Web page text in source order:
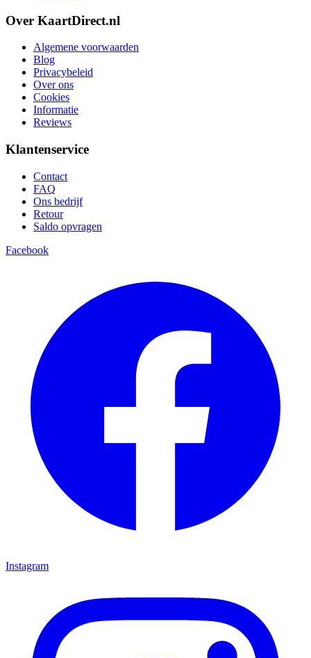
Over KaartDirect.nl
Algemene voorwaarden
Blog
Privacybeleid
Over ons
Cookies
Informatie
Reviews
Klantenservice
Contact
FAQ
Ons bedrijf
Retour
Saldo opvragen
Facebook
Instagram